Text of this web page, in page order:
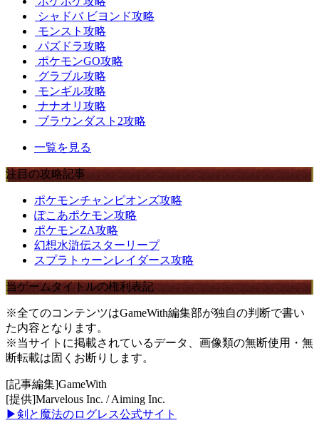
シャドバ ビヨンド攻略
モンスト攻略
パズドラ攻略
ポケモンGO攻略
グラブル攻略
モンギル攻略
ナナオリ攻略
ブラウンダスト2攻略
一覧を見る
注目の攻略記事
ポケモンチャンピオンズ攻略
ぽこあポケモン攻略
ポケモンZA攻略
幻想水滸伝スターリープ
スプラトゥーンレイダース攻略
当ゲームタイトルの権利表記
※全てのコンテンツはGameWith編集部が独自の判断で書い
た内容となります。
※当サイトに掲載されているデータ、画像類の無断使用・無
断転載は固くお断りします。
[記事編集]GameWith
[提供]Marvelous Inc. / Aiming Inc.
▶剣と魔法のログレス公式サイト